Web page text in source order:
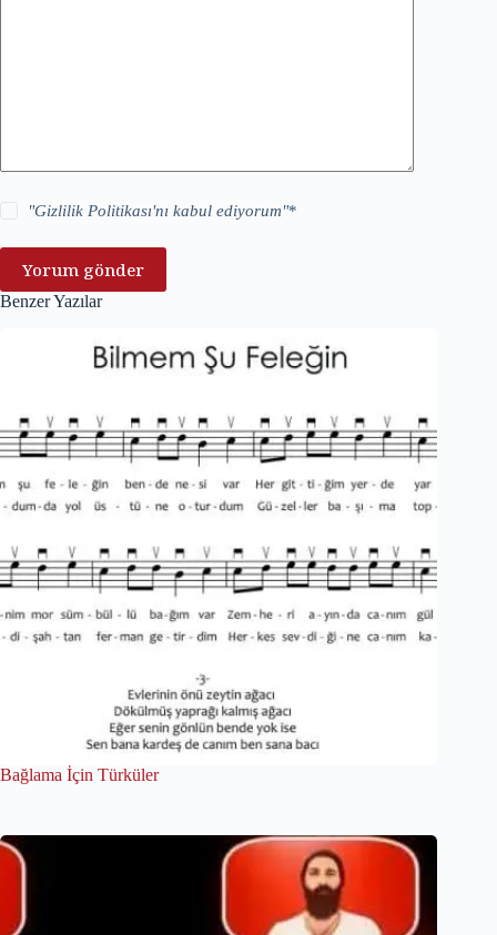
"Gizlilik Politikası'nı kabul ediyorum"*
Yorum gönder
Benzer Yazılar
Bağlama İçin Türküler